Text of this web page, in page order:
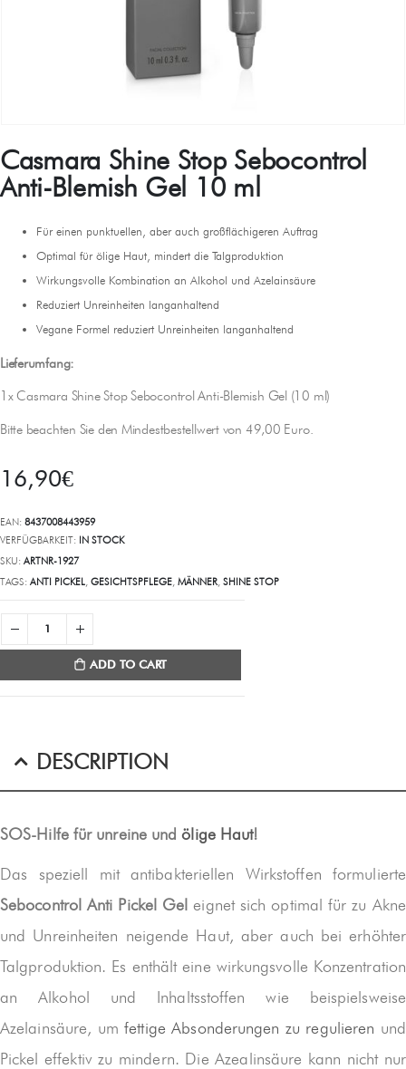
Casmara Shine Stop Sebocontrol
Anti-Blemish Gel 10 ml
Für einen punktuellen, aber auch großflächigeren Auftrag
Optimal für ölige Haut, mindert die Talgproduktion
Wirkungsvolle Kombination an Alkohol und Azelainsäure
Reduziert Unreinheiten langanhaltend
Vegane Formel reduziert Unreinheiten langanhaltend
Lieferumfang:
1x Casmara Shine Stop Sebocontrol Anti-Blemish Gel (10 ml)
Bitte beachten Sie den Mindestbestellwert von 49,00 Euro.
16,90€
EAN: 8437008443959
VERFÜGBARKEIT: IN STOCK
SKU: ARTNR-1927
TAGS: ANTI PICKEL GESICHTSPFLEGE MÄNNER SHINE STOP
ADD TO CART
DESCRIPTION
SOS-Hilfe für unreine undölige Haut!
Das speziell mit antibakteriellen Wirkstoffen formulierte
Sebocontrol Anti Pickel Gel eignet sich optimal für zu Akne
und Unreinheiten neigende Haut, aber auch bei erhöhter
Talgproduktion. Es enthält eine wirkungsvolle Konzentration
an Alkohol und Inhaltsstoffen wie beispielsweise
Azelainsäure, umfettige Absonderungen zu regulieren und
Pickel effektiv zu mindern. Die Azealinsäure kann nicht nur